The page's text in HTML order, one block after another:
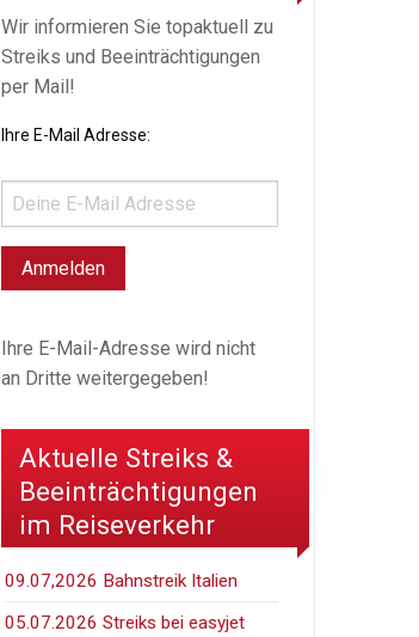
Wir informieren Sie topaktuell zu
Streiks und Beeinträchtigungen
per Mail!
Ihre E-Mail Adresse:
Ihre E-Mail-Adresse wird nicht
an Dritte weitergegeben!
Aktuelle Streiks &
Beeinträchtigungen
im Reiseverkehr
09.07,2026 Bahnstreik Italien
05.07.2026 Streiks bei easyjet